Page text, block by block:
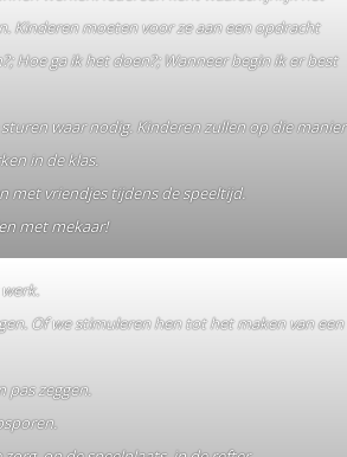
Kinderen moeten voor ze aan een opdracht
Hoe ga ik het doen?; Wanneer begin ik er best
waar nodig. Kinderen zullen op die manier
in de klas.
met vriendjes tijdens de speeltijd.
met mekaar!
Of we stimuleren hen tot het maken van een
pas zeggen.